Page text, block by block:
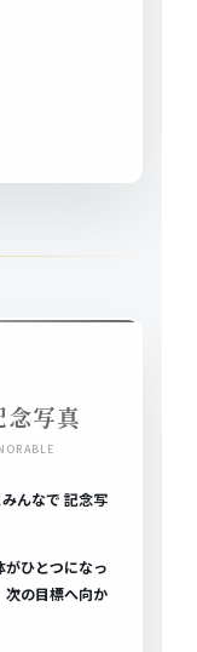
念写真
んなで 記念写
がひとつになっ
次の目標へ向か